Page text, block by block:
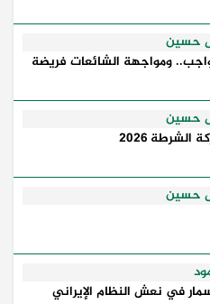
حسين
ومواجهة الشائعات فريضة
حسين
2026
حسين
في نعش النظام الإيراني